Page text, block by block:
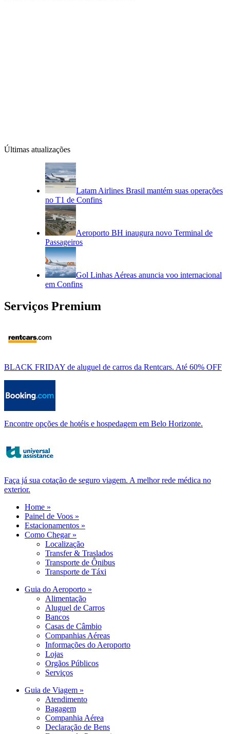
Últimas atualizações
Latam Airlines Brasil mantém suas operações
no T1 de Confins
Aeroporto BH inaugura novo Terminal de
Passageiros
Gol Linhas Aéreas anuncia voo internacional
em Confins
Serviços Premium
BLACK FRIDAY de aluguel de carros da Rentcars. Até 60% OFF
Encontre opções de hotéis e hospedagem em Belo Horizonte.
Faça já sua cotação de seguro viagem. A melhor rede médica no
exterior.
Home »
Painel de Voos »
Estacionamentos »
Como Chegar »
Localização
Transfer & Traslados
Transporte de Ônibus
Transporte de Táxi
Guia do Aeroporto »
Alimentação
Aluguel de Carros
Bancos
Casas de Câmbio
Companhias Aéreas
Informações do Aeroporto
Lojas
Orgãos Públicos
Serviços
Guia de Viagem »
Atendimento
Bagagem
Companhia Aérea
Declaração de Bens